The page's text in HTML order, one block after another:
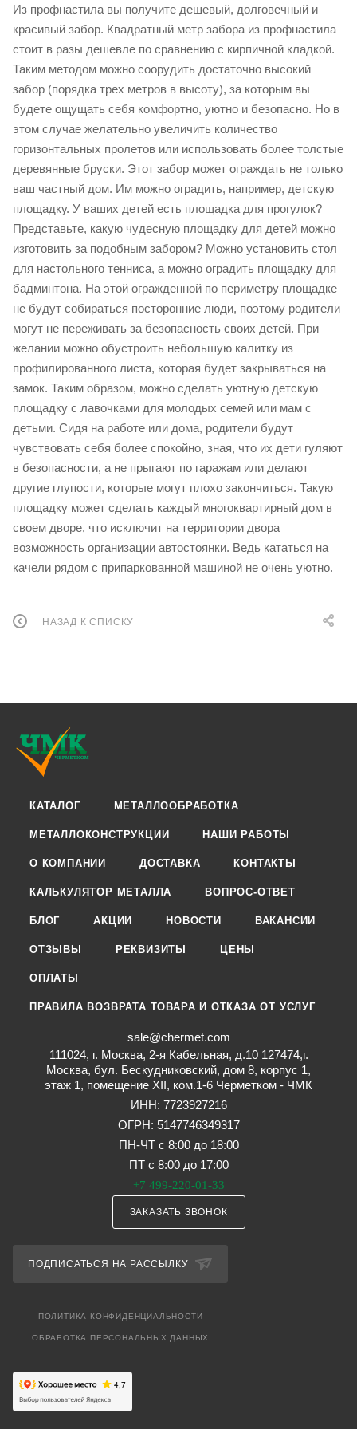
Из профнастила вы получите дешевый, долговечный и
красивый забор. Квадратный метр забора из профнастила
стоит в разы дешевле по сравнению с кирпичной кладкой.
Таким методом можно соорудить достаточно высокий
забор (порядка трех метров в высоту), за которым вы
будете ощущать себя комфортно, уютно и безопасно. Но в
этом случае желательно увеличить количество
горизонтальных пролетов или использовать более толстые
деревянные бруски. Этот забор может ограждать не только
ваш частный дом. Им можно оградить, например, детскую
площадку. У ваших детей есть площадка для прогулок?
Представьте, какую чудесную площадку для детей можно
изготовить за подобным забором? Можно установить стол
для настольного тенниса, а можно оградить площадку для
бадминтона. На этой огражденной по периметру площадке
не будут собираться посторонние люди, поэтому родители
могут не переживать за безопасность своих детей. При
желании можно обустроить небольшую калитку из
профилированного листа, которая будет закрываться на
замок. Таким образом, можно сделать уютную детскую
площадку с лавочками для молодых семей или мам с
детьми. Сидя на работе или дома, родители будут
чувствовать себя более спокойно, зная, что их дети гуляют
в безопасности, а не прыгают по гаражам или делают
другие глупости, которые могут плохо закончиться. Такую
площадку может сделать каждый многоквартирный дом в
своем дворе, что исключит на территории двора
возможность организации автостоянки. Ведь кататься на
качели рядом с припаркованной машиной не очень уютно.
НАЗАД К СПИСКУ
КАТАЛОГ МЕТАЛЛООБРАБОТКА
МЕТАЛЛОКОНСТРУКЦИИ НАШИ РАБОТЫ
О КОМПАНИИ ДОСТАВКА КОНТАКТЫ
КАЛЬКУЛЯТОР МЕТАЛЛА ВОПРОС-ОТВЕТ
БЛОГ АКЦИИ НОВОСТИ ВАКАНСИИ
ОТЗЫВЫ РЕКВИЗИТЫ ЦЕНЫ
ОПЛАТЫ
ПРАВИЛА ВОЗВРАТА ТОВАРА И ОТКАЗА ОТ УСЛУГ
sale@chermet.com
111024, г. Москва, 2-я Кабельная, д.10 127474,г.
Москва, бул. Бескудниковский, дом 8, корпус 1,
этаж 1, помещение XII, ком.1-6 Черметком - ЧМК
ИНН: 7723927216
ОГРН: 5147746349317
ПН-ЧТ с 8:00 до 18:00
ПТ с 8:00 до 17:00
+7 499-220-01-33
ЗАКАЗАТЬ ЗВОНОК
ПОДПИСАТЬСЯ НА РАССЫЛКУ
ПОЛИТИКА КОНФИДЕНЦИАЛЬНОСТИ
ОБРАБОТКА ПЕРСОНАЛЬНЫХ ДАННЫХ